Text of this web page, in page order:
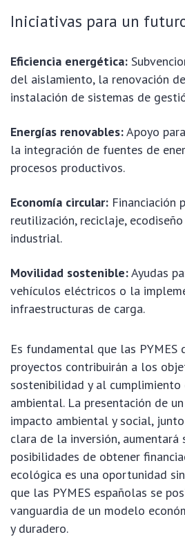
Iniciativas para un
Eficiencia energética:
del aislamiento, la renovación
instalación de sistemas de
Energías renovables:Apoyo
la integración de fuentes de
procesos productivos.
Economía circular: Financiación
reutilización, reciclaje,
industrial.
Movilidad sostenible:Ayudas
vehículos eléctricos o la
infraestructuras de carga.
Es fundamental que las PYMES
proyectos contribuirán a los
sostenibilidad y al
ambiental. La presentación de
impacto ambiental y social,
clara de la inversión,
posibilidades de obtener
ecológica es una oportunidad
que las PYMES españolas se
vanguardia de un modelo
y duradero.